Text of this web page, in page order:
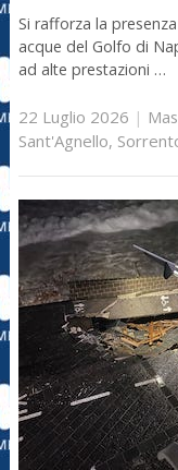
Si rafforza la
acque del Golfo di
ad alte prestazioni …
22 Luglio 2026 |
Sant'Agnello,